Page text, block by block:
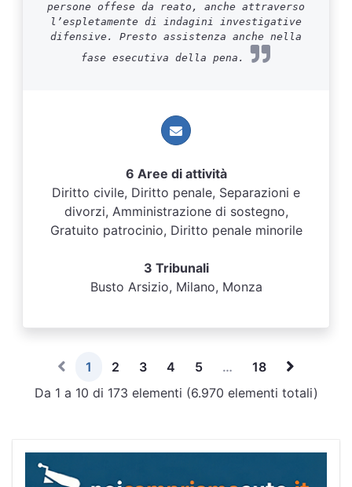
persone offese da reato, anche attraverso
l’espletamente di indagini investigative
difensive. Presto assistenza anche nella
fase esecutiva della pena.
6 Aree di attività
Diritto civile, Diritto penale, Separazioni e
divorzi, Amministrazione di sostegno,
Gratuito patrocinio, Diritto penale minorile
3 Tribunali
Busto Arsizio, Milano, Monza
1 2 3 4 5 …
18
Da 1 a 10 di 173 elementi (6.970 elementi totali)